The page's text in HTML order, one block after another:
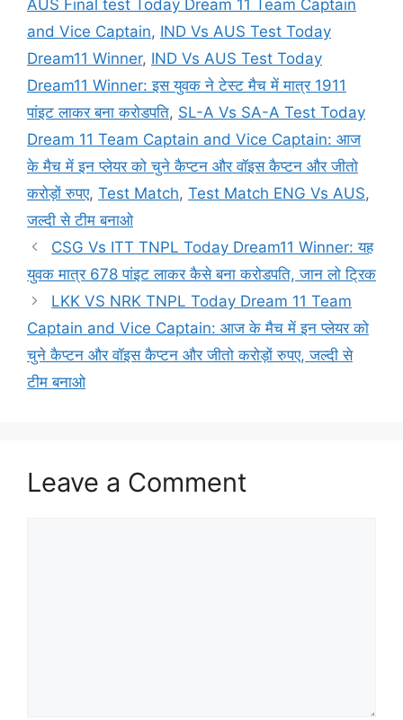
AUS Final test Today Dream 11 Team Captain
and Vice Captain, IND Vs AUS Test Today
Dream11 Winner, IND Vs AUS Test Today
Dream11 Winner: इस युवक ने टेस्ट मैच में मात्र 1911
पांइट लाकर बना करोडपति, SL-A Vs SA-A Test Today
Dream 11 Team Captain and Vice Captain: आज
के मैच में इन प्लेयर को चुने कैप्टन और वॉइस कैप्टन और जीतो
करोड़ों रुपए, Test Match, Test Match ENG Vs AUS,
जल्दी से टीम बनाओ
CSG Vs ITT TNPL Today Dream11 Winner: यह
युवक मात्र 678 पांइट लाकर कैसे बना करोडपति, जान लो ट्रिक
LKK VS NRK TNPL Today Dream 11 Team
Captain and Vice Captain: आज के मैच में इन प्लेयर को
चुने कैप्टन और वॉइस कैप्टन और जीतो करोड़ों रुपए, जल्दी से
टीम बनाओ
Leave a Comment